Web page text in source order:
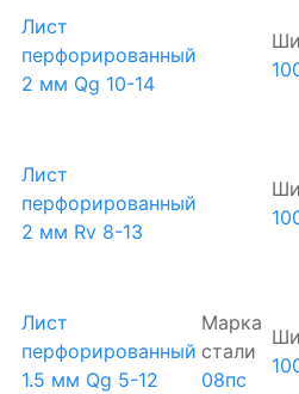
Лист
перфорированный
2 мм Qg 10-14
Лист
перфорированный
2 мм Rv 8-13
Лист
перфорированный
1.5 мм Qg 5-12
Марка
стали
08пс